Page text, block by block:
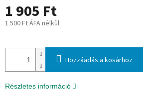
1 905 Ft
1 500 Ft ÁFA nélkül
Hozzáadás a kosárhoz
Részletes információ